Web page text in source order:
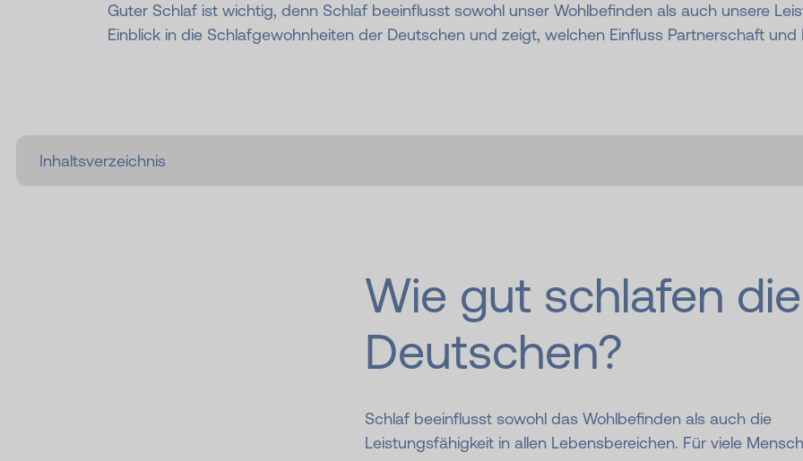
Guter Schlaf ist wichtig, denn Schlaf beeinflusst sowohl unser Wohlbefinden als auch unsere
Einblick in die Schlafgewohnheiten der Deutschen und zeigt, welchen Einfluss Partnerschaft
Wie gut schlafen die
Deutschen?
Schlaf beeinflusst sowohl das Wohlbefinden als auch die
Leistungsfähigkeit in allen Lebensbereichen. Für viele